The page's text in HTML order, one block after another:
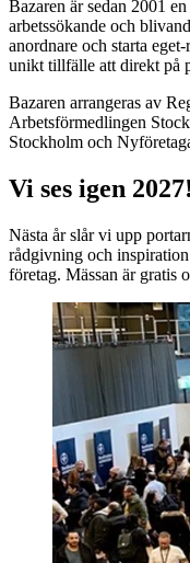
Bazaren är sedan 2001
arbetssökande och
anordnare och starta
unikt tillfälle att direkt på
Bazaren arrangeras av
Arbetsförmedlingen
Stockholm och
Vi ses igen 2027!
Nästa år slår vi upp
rådgivning och
företag. Mässan är gratis